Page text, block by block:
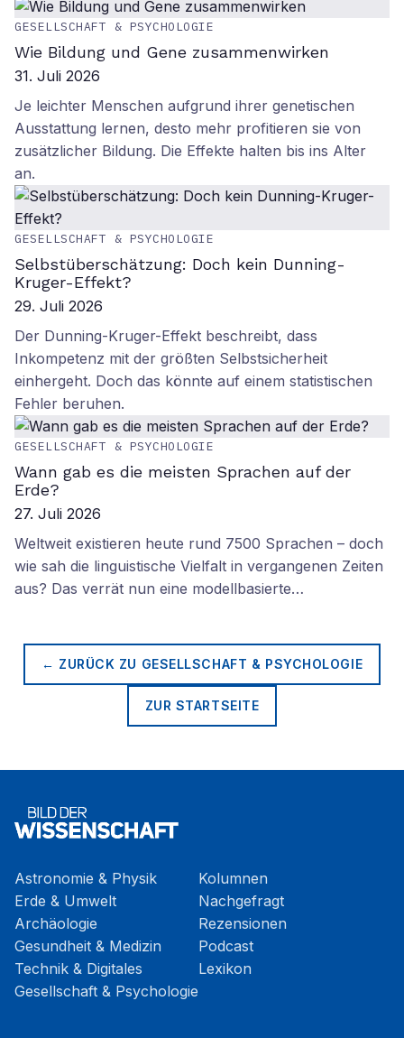
GESELLSCHAFT & PSYCHOLOGIE
Wie Bildung und Gene zusammenwirken
31. Juli 2026
Je leichter Menschen aufgrund ihrer genetischen
Ausstattung lernen, desto mehr profitieren sie von
zusätzlicher Bildung. Die Effekte halten bis ins Alter
an.
GESELLSCHAFT & PSYCHOLOGIE
Selbstüberschätzung: Doch kein Dunning-
Kruger-Effekt?
29. Juli 2026
Der Dunning-Kruger-Effekt beschreibt, dass
Inkompetenz mit der größten Selbstsicherheit
einhergeht. Doch das könnte auf einem statistischen
Fehler beruhen.
GESELLSCHAFT & PSYCHOLOGIE
Wann gab es die meisten Sprachen auf der
Erde?
27. Juli 2026
Weltweit existieren heute rund 7500 Sprachen – doch
wie sah die linguistische Vielfalt in vergangenen Zeiten
aus? Das verrät nun eine modellbasierte…
← ZURÜCK ZU GESELLSCHAFT & PSYCHOLOGIE
ZUR STARTSEITE
Astronomie & Physik
Erde & Umwelt
Archäologie
Gesundheit & Medizin
Technik & Digitales
Gesellschaft & Psychologie
Kolumnen
Nachgefragt
Rezensionen
Podcast
Lexikon